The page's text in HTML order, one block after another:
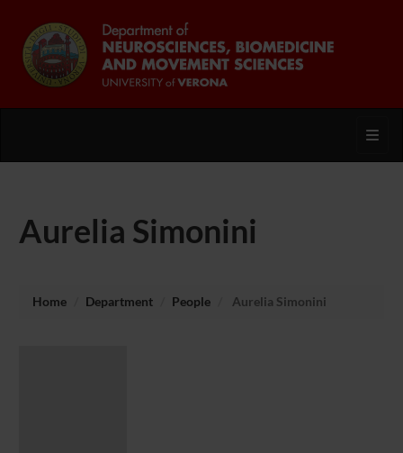
Aurelia Simonini
Home Department People Aurelia Simonini